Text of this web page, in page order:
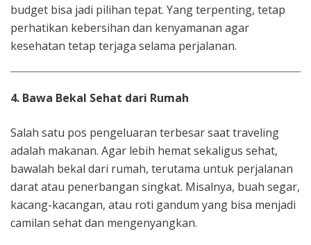
budget bisa jadi pilihan tepat. Yang terpenting, tetap
perhatikan kebersihan dan kenyamanan agar
kesehatan tetap terjaga selama perjalanan.
4. Bawa Bekal Sehat dari Rumah
Salah satu pos pengeluaran terbesar saat traveling
adalah makanan. Agar lebih hemat sekaligus sehat,
bawalah bekal dari rumah, terutama untuk perjalanan
darat atau penerbangan singkat. Misalnya, buah segar,
kacang-kacangan, atau roti gandum yang bisa menjadi
camilan sehat dan mengenyangkan.